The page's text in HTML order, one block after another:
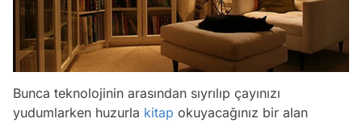
Bunca teknolojinin arasından sıyrılıp çayınızı
yudumlarken huzurla kitap okuyacağınız bir alan